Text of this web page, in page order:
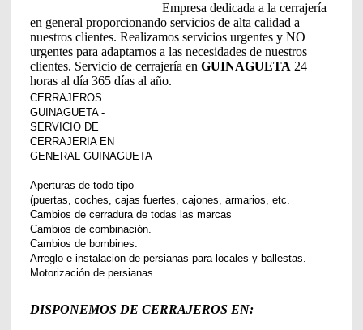
Empresa dedicada a la cerrajería
en general proporcionando servicios de alta calidad a
nuestros clientes. Realizamos servicios urgentes y NO
urgentes para adaptarnos a las necesidades de nuestros
clientes. Servicio de cerrajería en GUINAGUETA 24
horas al día 365 días al año.
CERRAJEROS
GUINAGUETA -
SERVICIO DE
CERRAJERIA EN
GENERAL GUINAGUETA
Aperturas de todo tipo
(puertas, coches, cajas fuertes, cajones, armarios, etc.
Cambios de cerradura de todas las marcas
Cambios de combinación.
Cambios de bombines.
Arreglo e instalacion de persianas para locales y ballestas.
Motorización de persianas.
DISPONEMOS DE CERRAJEROS EN: